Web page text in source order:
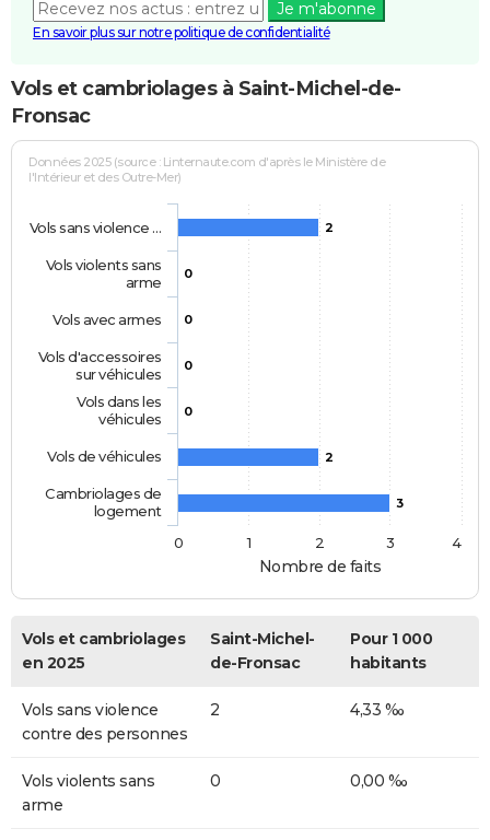
Je m'abonne
En savoir plus sur notre politique de confidentialité
Vols et cambriolages à Saint-Michel-de-
Fronsac
Nombre de faits
Données 2025 (source : Linternaute.com d'après le Ministère de
l'Intérieur et des Outre-Mer)
2
0
0
0
0
2
3
Vols sans violence …
Vols violents sans
arme
Vols avec armes
Vols d'accessoires
sur véhicules
Vols dans les
véhicules
Vols de véhicules
Cambriolages de
logement
0
1 2 3 4
Vols et cambriolages
en 2025
Saint-Michel-
de-Fronsac
Pour 1 000
habitants
Vols sans violence
contre des personnes
2 4,33 ‰
Vols violents sans
arme
0 0,00 ‰